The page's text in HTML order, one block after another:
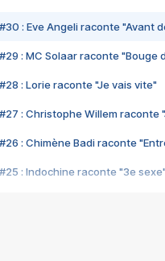
#30 : Eve Angeli raconte "Avant
#29 : MC Solaar raconte "Bouge
#28 : Lorie raconte "Je vais vite"
#27 : Christophe Willem raconte
#26 : Chimène Badi raconte
#25 : Indochine raconte "3e sexe"